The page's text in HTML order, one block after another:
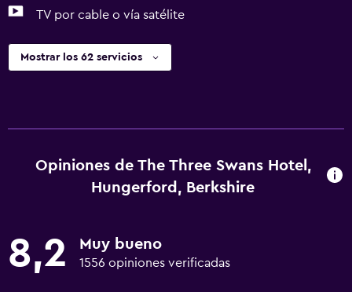
TV por cable o vía satélite
Mostrar los 62 servicios
Opiniones de The Three Swans Hotel,
Hungerford, Berkshire
8,2 Muy bueno
1556 opiniones verificadas